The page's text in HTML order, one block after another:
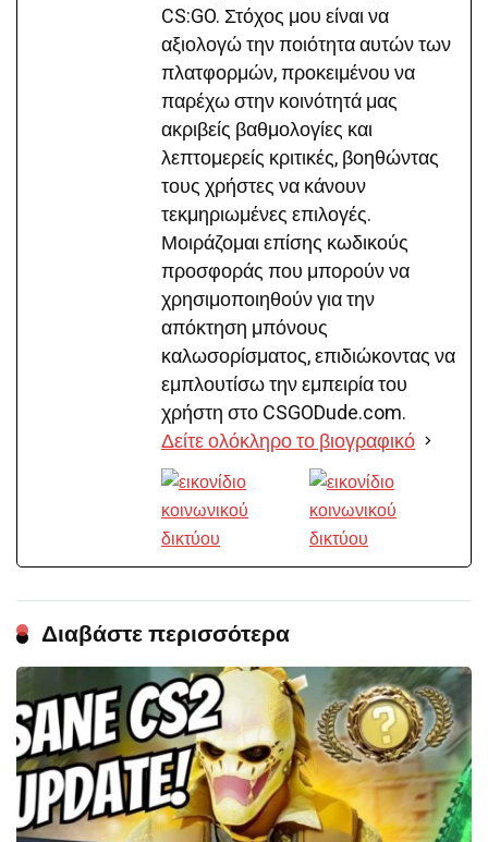
CS:GO. Στόχος μου είναι να
αξιολογώ την ποιότητα αυτών των
πλατφορμών, προκειμένου να
παρέχω στην κοινότητά μας
ακριβείς βαθμολογίες και
λεπτομερείς κριτικές, βοηθώντας
τους χρήστες να κάνουν
τεκμηριωμένες επιλογές.
Μοιράζομαι επίσης κωδικούς
προσφοράς που μπορούν να
χρησιμοποιηθούν για την
απόκτηση μπόνους
καλωσορίσματος, επιδιώκοντας να
εμπλουτίσω την εμπειρία του
χρήστη στο CSGODude.com.
Δείτε ολόκληρο το βιογραφικό
Διαβάστε περισσότερα